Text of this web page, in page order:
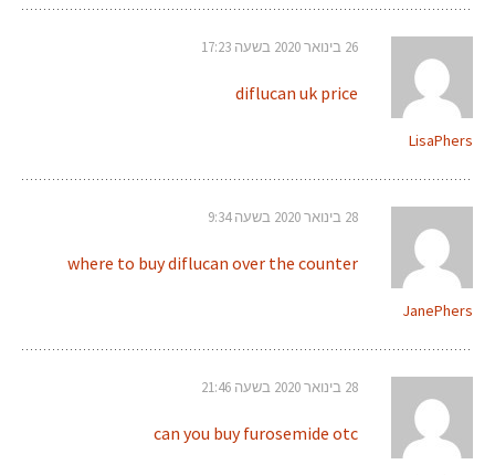
LisaPhers
26 בינואר 2020 בשעה 17:23
diflucan uk price
JanePhers
28 בינואר 2020 בשעה 9:34
where to buy diflucan over the counter
28 בינואר 2020 בשעה 21:46
can you buy furosemide otc